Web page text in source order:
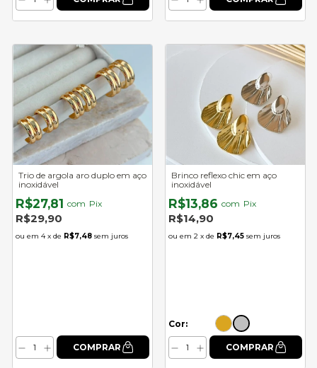
Trio de argola aro duplo em aço
inoxidável
R$27,81 com Pix
R$29,90
4 x de R$7,48 sem juros
Brinco reflexo chic em aço
inoxidável
R$13,86 com Pix
R$14,90
2 x de R$7,45 sem juros
Cor: